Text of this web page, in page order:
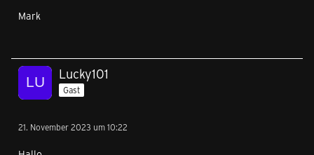
Mark
Lucky101
Gast
21. November 2023 um 10:22